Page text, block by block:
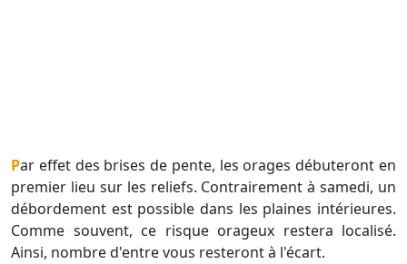
Par effet des brises de pente, les orages débuteront en
premier lieu sur les reliefs. Contrairement à samedi, un
débordement est possible dans les plaines intérieures.
Comme souvent, ce risque orageux restera localisé.
Ainsi, nombre d'entre vous resteront à l'écart.